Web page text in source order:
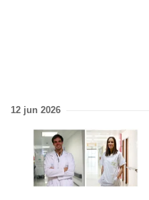
12 jun 2026